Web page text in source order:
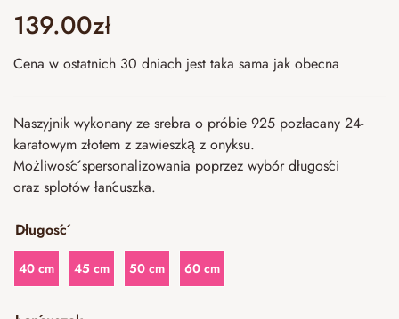
139.00zł
Cena w ostatnich 30 dniach jest taka sama jak obecna
Naszyjnik wykonany ze srebra o próbie 925 pozłacany 24-
karatowym złotem z zawieszką z onyksu.
Możliwość spersonalizowania poprzez wybór długości
oraz splotów łańcuszka.
Długość
40 cm 45 cm 50 cm 60 cm